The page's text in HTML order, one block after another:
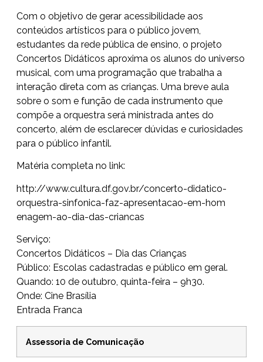
Com o objetivo de gerar acessibilidade aos
conteúdos artísticos para o público jovem,
estudantes da rede pública de ensino, o projeto
Concertos Didáticos aproxima os alunos do universo
musical, com uma programação que trabalha a
interação direta com as crianças. Uma breve aula
sobre o som e função de cada instrumento que
compõe a orquestra será ministrada antes do
concerto, além de esclarecer dúvidas e curiosidades
para o público infantil.
Matéria completa no link:
http://www.cultura.df.gov.br/concerto-didatico-
orquestra-sinfonica-faz-apresentacao-em-hom
enagem-ao-dia-das-criancas
Serviço:
Concertos Didáticos – Dia das Crianças
Público: Escolas cadastradas e público em geral.
Quando: 10 de outubro, quinta-feira – 9h30.
Onde: Cine Brasília
Entrada Franca
Assessoria de Comunicação